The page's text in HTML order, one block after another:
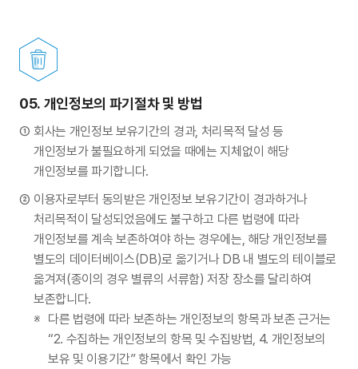
05. 개인정보의 파기절차 및 방법
회사는 개인정보 보유기간의 경과, 처리목적 달성 등
개인정보가 불필요하게 되었을 때에는 지체없이 해당
개인정보를 파기합니다.
이용자로부터 동의받은 개인정보 보유기간이 경과하거나
처리목적이 달성되었음에도 불구하고 다른 법령에 따라
개인정보를 계속 보존하여야 하는 경우에는, 해당 개인정보를
별도의 데이터베이스(DB)로 옮기거나 DB 내 별도의 테이블로
옮겨져(종이의 경우 별류의 서류함) 저장 장소를 달리하여
보존합니다.
다른 법령에 따라 보존하는 개인정보의 항목과 보존 근거는
“2. 수집하는 개인정보의 항목 및 수집방법, 4. 개인정보의
보유 및 이용기간” 항목에서 확인 가능